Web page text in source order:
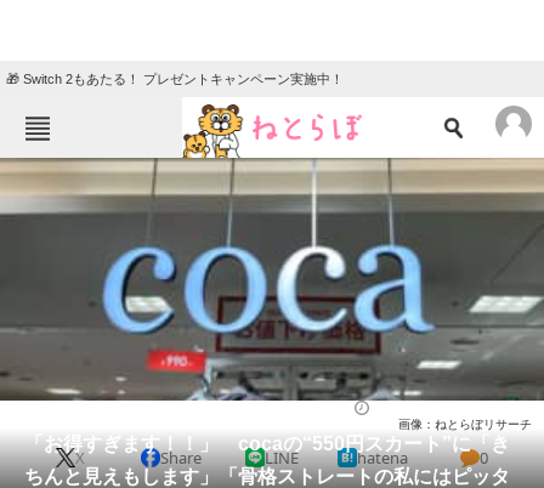
🎁 Switch 2もあたる！ プレゼントキャンペーン実施中！
ねとらぼメニュー
ニュース
クイズ
地域
教育・育児
動物 リサーチ
会員記事
「お得すぎます！！」 cocaの“550円スカート”に「き
ちんと見えもします」「骨格ストレートの私にはピッタ
画像：ねとらぼリサーチ
X Share LINE hatena 0